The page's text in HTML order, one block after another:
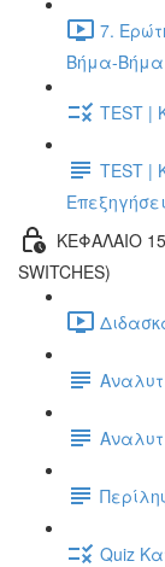
7.
Βήμα-Βήμα
TEST |
TEST |
ΚΕΦΑΛΑΙΟ
SWITCHES)
Quiz